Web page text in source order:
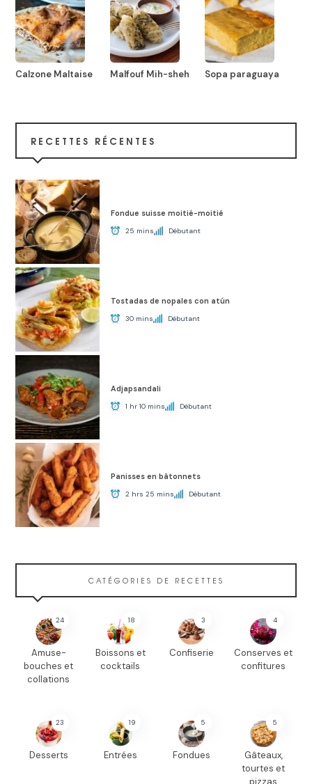
Calzone Maltaise Malfouf Mih-sheh Sopa paraguaya
RECETTES RÉCENTES
Fondue suisse moitié-moitié
25 mins Débutant
Tostadas de nopales con atún
30 mins Débutant
Adjapsandali
1 hr 10 mins Débutant
Panisses en bâtonnets
2 hrs 25 mins Débutant
CATÉGORIES DE RECETTES
24
Amuse-
bouches et
collations
18
Boissons et
cocktails
3
Confiserie
4
Conserves et
confitures
23
Desserts
19
Entrées
5
Fondues
5
Gâteaux,
tourtes et